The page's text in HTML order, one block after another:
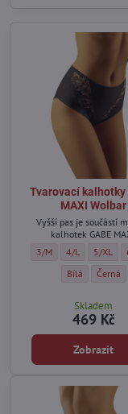
Tvarovací kalhotky
MAXI Wolbar
Vyšší pas je součástí
kalhotek GABE
Tvarovací kalhotky
3/M Tvarovací
4/L 5/XL
Tvarovací
Bílá Černá
Skladem
469 Kč
Zobrazit